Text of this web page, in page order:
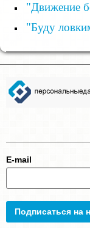
"Движение
"Буду
E-mail
Подписаться на